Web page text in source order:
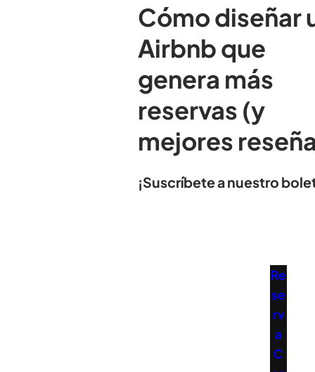
Cómo diseñar
Airbnb que
genera más
reservas (y
mejores
¡Suscríbete a nuestro
Re
se
rv
a
C